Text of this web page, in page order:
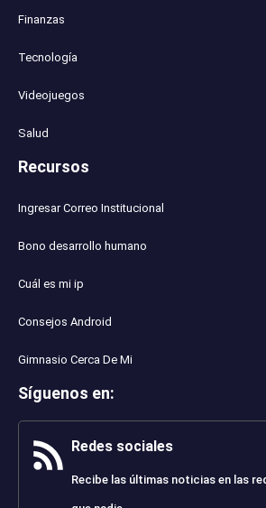
Finanzas
Tecnología
Videojuegos
Salud
Recursos
Ingresar Correo Institucional
Bono desarrollo humano
Cuál es mi ip
Consejos Android
Gimnasio Cerca De Mi
Síguenos en:
Redes sociales
Recibe las últimas noticias en las